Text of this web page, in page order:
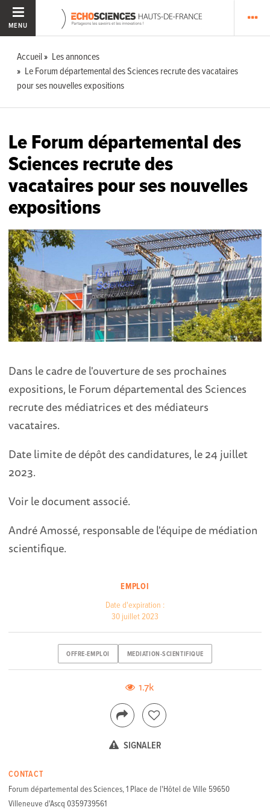
MENU
Accueil
Les annonces
Le Forum départemental des Sciences recrute des vacataires
pour ses nouvelles expositions
Le Forum départemental des
Sciences recrute des
vacataires pour ses nouvelles
expositions
Dans le cadre de l'ouverture de ses prochaines
expositions, le Forum départemental des Sciences
recrute des médiatrices et des médiateurs
vacataires.
Date limite de dépôt des candidatures, le 24 juillet
2023.
Voir le document associé.
André Amossé, responsable de l'équipe de médiation
scientifique.
EMPLOI
Date d'expiration :
30 juillet 2023
OFFRE-EMPLOI MEDIATION-SCIENTIFIQUE
1.7k
SIGNALER
CONTACT
Forum départemental des Sciences, 1 Place de l'Hôtel de Ville 59650
Villeneuve d'Ascq 0359739561